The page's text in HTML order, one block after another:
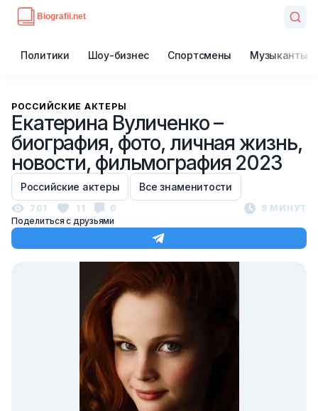
Политики Шоу-бизнес Спортсмены Музыканты
РОССИЙСКИЕ АКТЕРЫ
Екатерина Вуличенко –
биография, фото, личная жизнь,
новости, фильмография 2023
Российские актеры Все знаменитости
701 11 0
8 МИНУТ
Поделиться с друзьями